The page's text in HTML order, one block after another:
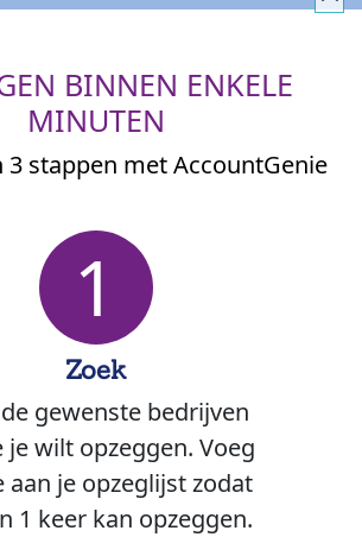
BINNEN ENKELE
MINUTEN
3 stappen met AccountGenie
1
Zoek
gewenste bedrijven
je wilt opzeggen. Voeg
aan je opzeglijst zodat
1 keer kan opzeggen.